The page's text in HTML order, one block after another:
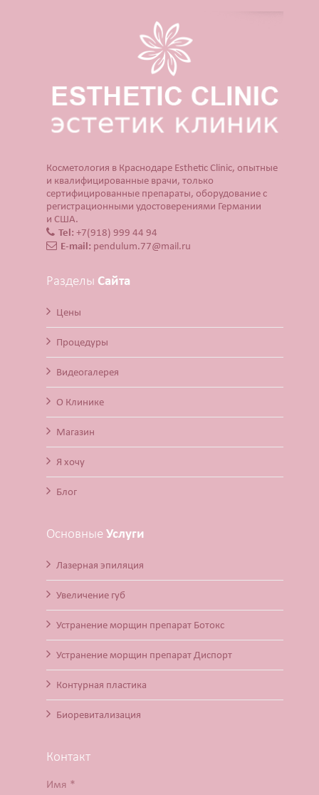
Косметология в Краснодаре Esthetic Clinic, опытные
и квалифицированные врачи, только
сертифицированные препараты, оборудование с
регистрационными удостоверениями Германии
и США.
Tel: +7(918) 999 44 94
E-mail: pendulum.77@mail.ru
Разделы Сайта
Цены
Процедуры
Видеогалерея
О Клинике
Магазин
Я хочу
Блог
Основные Услуги
Лазерная эпиляция
Увеличение губ
Устранение морщин препарат Ботокс
Устранение морщин препарат Диспорт
Контурная пластика
Биоревитализация
Контакт
Имя *